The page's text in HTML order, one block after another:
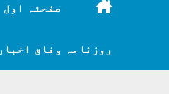
صفحئہ اول
روزنامہ وفاق اخبار